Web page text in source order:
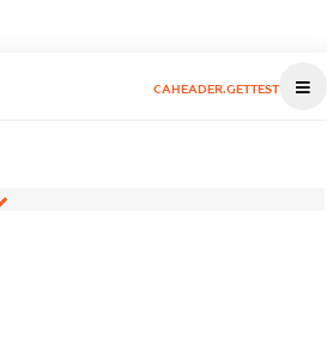
CAHEADER.GETTEST